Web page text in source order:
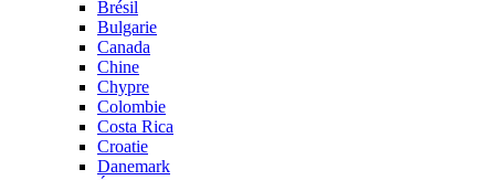
Brésil
Bulgarie
Canada
Chine
Chypre
Colombie
Costa Rica
Croatie
Danemark